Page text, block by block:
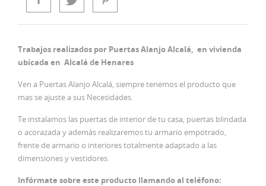
Trabajos realizados por Puertas Alanjo Alcalá, en vivienda
ubicada en Alcalá de Henares
Ven a Puertas Alanjo Alcalá, siempre tenemos el producto que
mas se ajuste a sus Necesidades.
Te instalamos las puertas de interior de tu casa, puertas blindada
o acorazada y además realizaremos tu armario empotrado,
frente de armario o interiores totalmente adaptado a las
dimensiones y vestidores.
Infórmate sobre este producto llamando al teléfono: